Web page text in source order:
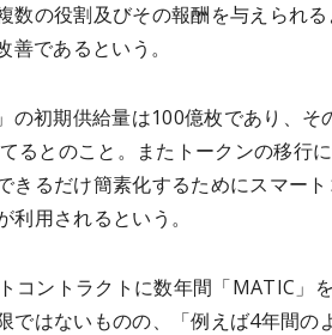
数の役割及びその報酬を与えられる
であるという。
の初期供給量は100億枚であり、そ
るとのこと。またトークンの移行
きるだけ簡素化するためにスマート
利用されるという。
コントラクトに数年間「MATIC」
ではないものの、「例えば4年間の